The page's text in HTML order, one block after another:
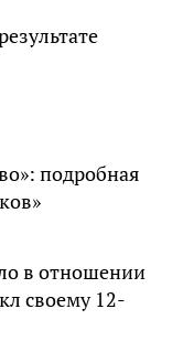
подробная
в отношении
своему 12-